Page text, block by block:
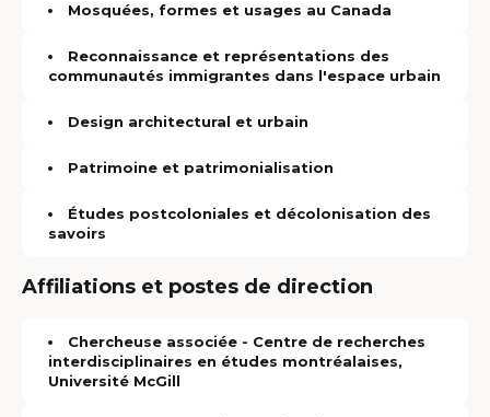
Mosquées, formes et usages au Canada
Reconnaissance et représentations des
communautés immigrantes dans l'espace urbain
Design architectural et urbain
Patrimoine et patrimonialisation
Études postcoloniales et décolonisation des
savoirs
Affiliations et postes de direction
Chercheuse associée - Centre de recherches
interdisciplinaires en études montréalaises,
Université McGill